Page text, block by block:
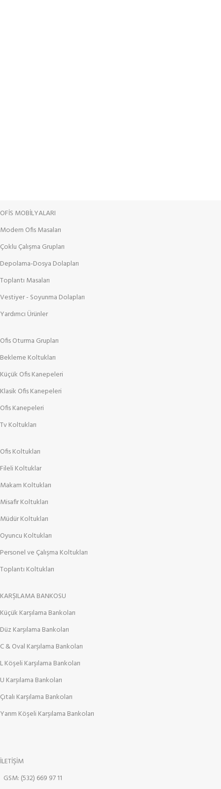
OFİS MOBİLYALARI
Modern Ofis Masaları
Çoklu Çalışma Grupları
Depolama-Dosya Dolapları
Toplantı Masaları
Vestiyer - Soyunma Dolapları
Yardımcı Ürünler
Ofis Oturma Grupları
Bekleme Koltukları
Küçük Ofis Kanepeleri
Klasik Ofis Kanepeleri
Ofis Kanepeleri
Tv Koltukları
Ofis Koltukları
Fileli Koltuklar
Makam Koltukları
Misafir Koltukları
Müdür Koltukları
Oyuncu Koltukları
Personel ve Çalışma Koltukları
Toplantı Koltukları
KARŞILAMA BANKOSU
Küçük Karşılama Bankoları
Düz Karşılama Bankoları
C & Oval Karşılama Bankoları
L Köşeli Karşılama Bankoları
U Karşılama Bankoları
Çıtalı Karşılama Bankoları
Yarım Köşeli Karşılama Bankoları
İLETİŞİM
GSM: (532) 669 97 11